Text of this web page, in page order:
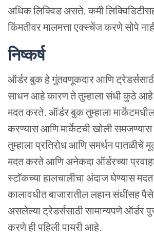
अधिकलिक्विडअसते. कमी
किंमतीवरमालमत्ताएक्स्चेंजकरणेसोपे
निष्कर्ष
ऑर्डरबुकहेगुंतवणूकदारआणि
साधनआहेकारणतेतुम्हालासंधीकुठेआहे
मदतकरते. ऑर्डरबुकतुम्हाला
करण्यासआणिमार्केटचीखोलीसमजण्यास
तुम्हालाप्रतिरोधआणिसमर्थनपातळीचे
मदतकरतेआणिअनेकदाऑर्डरच्या
स्टॉकच्याहालचालीचाअंदाजघेण्यासमदत
कालावधीतबाजारातीललहानसंधींसहपैसे
असलेल्याट्रेडर्ससाठीसामान्यपणेऑर्डर
करणेहीपहिलीपायरीआहे.